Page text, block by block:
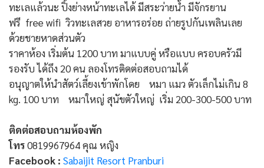
ทะเลแล้วนะ ปิ้งย่างหน้าทะเลได้ มีสระว่ายน้ำ มีจักรยาน
ฟรี free wifi วิวทะเลสวย อาหารอร่อย ถ่ายรูปกันเพลินเลย
ด้วยชายหาดส่วนตัว
ราคาห้อง เริ่มต้น 1200 บาท มาแบบคู่ หรือแบบ ครอบครัวมี
รองรับ ได้ถึง 20 คน ลองโทรติดต่อสอบถามได้
อนุญาตให้นำสัตว์เลี้ยงเข้าพักโดย หมา แมว ตัวเล็กไม่เกิน 8
kg. 100 บาท หมาใหญ่ สุนัขตัวใหญ่ เริ่ม 200-300-500 บาท
ติดต่อสอบถามห้องพัก
โทร0819967964 คุณ หญิง
Facebook : Sabaijit Resort Pranburi